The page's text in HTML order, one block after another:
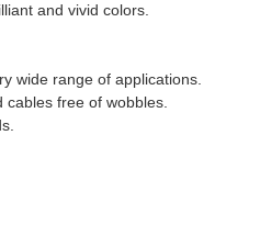
and vivid colors.
wide range of applications.
free of wobbles.